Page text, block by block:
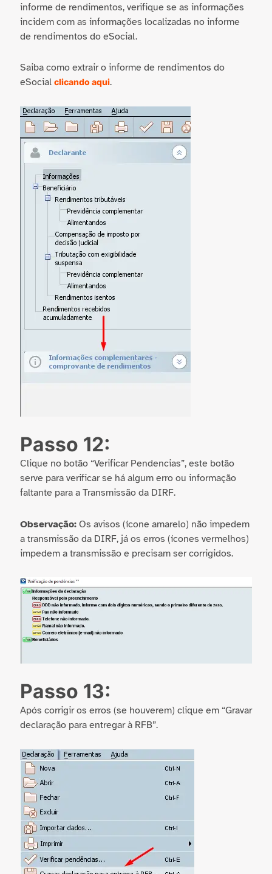
informe de rendimentos, verifique se as informações
incidem com as informações localizadas no informe
de rendimentos do eSocial.
Saiba como extrair o informe de rendimentos do
eSocial clicando aqui.
Passo 12:
Clique no botão “Verificar Pendencias”, este botão
serve para verificar se há algum erro ou informação
faltante para a Transmissão da DIRF.
Observação:Os avisos (ícone amarelo) não impedem
a transmissão da DIRF, já os erros (ícones vermelhos)
impedem a transmissão e precisam ser corrigidos.
Passo 13:
Após corrigir os erros (se houverem) clique em “Gravar
declaração para entregar à RFB”.